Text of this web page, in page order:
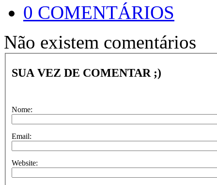
0 COMENTÁRIOS
Não existem comentários
SUA VEZ DE COMENTAR ;)
Nome:
Email:
Website: